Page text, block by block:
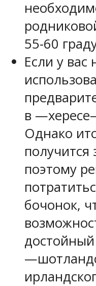
55-60
Если у
в
Однако
получится
поэтому
бочонок,